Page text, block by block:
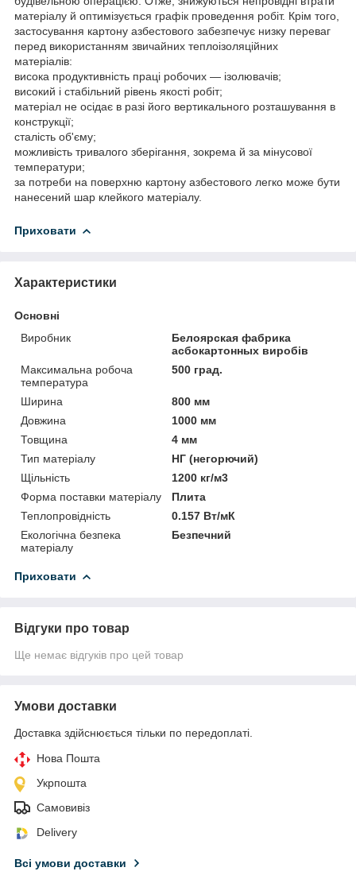
матеріалу й оптимізується графік проведення робіт. Крім того,
застосування картону азбестового забезпечує низку переваг
перед використанням звичайних теплоізоляційних
матеріалів:
висока продуктивність праці робочих — ізолювачів;
високий і стабільний рівень якості робіт;
матеріал не осідає в разі його вертикального розташування в
конструкції;
сталість об'єму;
можливість тривалого зберігання, зокрема й за мінусової
температури;
за потреби на поверхню картону азбестового легко може бути
нанесений шар клейкого матеріалу.
Приховати
Характеристики
Основні
Виробник
Белоярская фабрика
асбокартонных виробів
Максимальна робоча
температура
500 град.
Ширина
800 мм
Довжина
1000 мм
Товщина
4 мм
Тип матеріалу
НГ (негорючий)
Щільність
1200 кг/м3
Форма поставки матеріалу
Плита
Теплопровідність
0.157 Вт/мК
Екологічна безпека
матеріалу
Безпечний
Приховати
Відгуки про товар
Ще немає відгуків про цей товар
Умови доставки
Доставка здійснюється тільки по передоплаті.
Нова Пошта
Укрпошта
Самовивіз
Delivery
Всі умови доставки